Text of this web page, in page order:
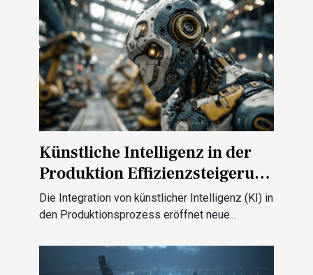
Künstliche Intelligenz in der
Produktion Effizienzsteigerung
durch smarte Algorithmen
Die Integration von künstlicher Intelligenz (KI) in
den Produktionsprozess eröffnet neue...